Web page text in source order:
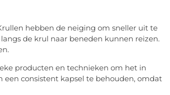
hebben de neiging om sneller uit te
de krul naar beneden kunnen reizen.
producten en technieken om het in
consistent kapsel te behouden, omdat